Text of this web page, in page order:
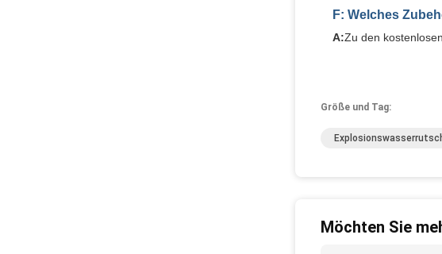
F: Welches
A:Zu den
Größe und Tag:
Möchten Sie